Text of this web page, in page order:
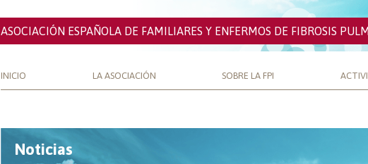
ASOCIACIÓN ESPAÑOLA DE FAMILIARES Y ENFERMOS DE FIBROSIS
INICIO LA ASOCIACIÓN SOBRE LA FPI
Noticias